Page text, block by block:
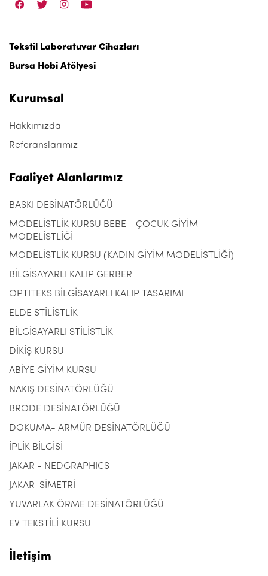
Tekstil Laboratuvar Cihazları
Bursa Hobi Atölyesi
Kurumsal
Hakkımızda
Referanslarımız
Faaliyet Alanlarımız
BASKI DESİNATÖRLÜĞÜ
MODELİSTLİK KURSU BEBE - ÇOCUK GİYİM
MODELİSTLİĞİ
MODELİSTLİK KURSU (KADIN GİYİM MODELİSTLİĞİ)
BİLGİSAYARLI KALIP GERBER
OPTITEKS BİLGİSAYARLI KALIP TASARIMI
ELDE STİLİSTLİK
BİLGİSAYARLI STİLİSTLİK
DİKİŞ KURSU
ABİYE GİYİM KURSU
NAKIŞ DESİNATÖRLÜĞÜ
BRODE DESİNATÖRLÜĞÜ
DOKUMA- ARMÜR DESİNATÖRLÜĞÜ
İPLİK BİLGİSİ
JAKAR - NEDGRAPHICS
JAKAR-SİMETRİ
YUVARLAK ÖRME DESİNATÖRLÜĞÜ
EV TEKSTİLİ KURSU
İletişim